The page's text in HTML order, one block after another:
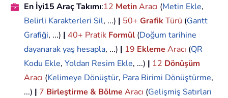
En İyi15 Araç Takımı:12 MetinAracı (Metin Ekle,
Belirli Karakterleri Sil, ...) | 50+ GrafikTürü (Gantt
Grafiği, ...) | 40+ Pratik Formül (Doğum tarihine
dayanarak yaş hesapla, ...) | 19 Ekleme Aracı (QR
Kodu Ekle, Yoldan Resim Ekle, ...) | 12 Dönüşüm
Aracı (Kelimeye Dönüştür, Para Birimi Dönüştürme,
...) | 7 Birleştirme & Bölme Aracı (Gelişmiş Satırları